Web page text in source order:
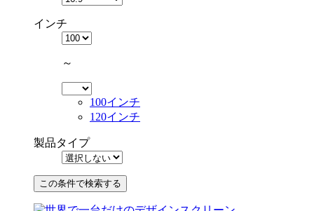
インチ
～
100インチ
120インチ
製品タイプ